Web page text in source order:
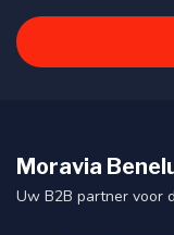
Moravia
Uw B2B partner voor